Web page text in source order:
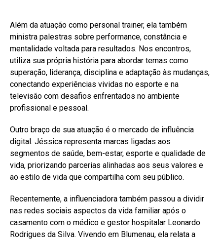
Além da atuação como personal trainer, ela também
ministra palestras sobre performance, constância e
mentalidade voltada para resultados. Nos encontros,
utiliza sua própria história para abordar temas como
superação, liderança, disciplina e adaptação às mudanças,
conectando experiências vividas no esporte e na
televisão com desafios enfrentados no ambiente
profissional e pessoal.
Outro braço de sua atuação é o mercado de influência
digital. Jéssica representa marcas ligadas aos
segmentos de saúde, bem-estar, esporte e qualidade de
vida, priorizando parcerias alinhadas aos seus valores e
ao estilo de vida que compartilha com seu público.
Recentemente, a influenciadora também passou a dividir
nas redes sociais aspectos da vida familiar após o
casamento com o médico e gestor hospitalar Leonardo
Rodrigues da Silva. Vivendo em Blumenau, ela relata a